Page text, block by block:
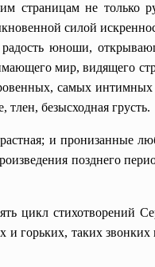
страницам не
силой
юноши,
мир, видящего
самых интимных
безысходная грусть.
и пронизанные
позднего
цикл стихотворений
и горьких, таких